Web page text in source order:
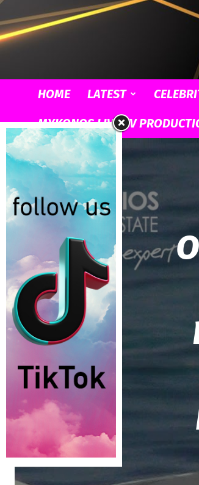
HOME LATEST
MYKONOS LIVE TV